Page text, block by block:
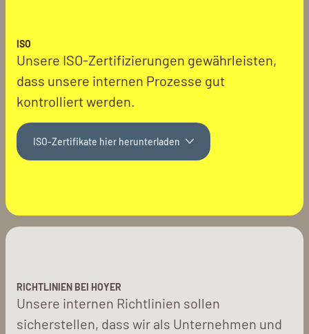
ISO
Unsere ISO-Zertifizierungen gewährleisten,
dass unsere internen Prozesse gut
kontrolliert werden.
ISO-Zertifikate hier herunterladen
RICHTLINIEN BEI HOYER
Unsere internen Richtlinien sollen
sicherstellen, dass wir als Unternehmen und